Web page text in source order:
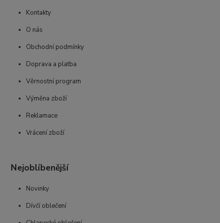
Kontakty
O nás
Obchodní podmínky
Doprava a platba
Věrnostní program
Výměna zboží
Reklamace
Vrácení zboží
Nejoblíbenější
Novinky
Dívčí oblečení